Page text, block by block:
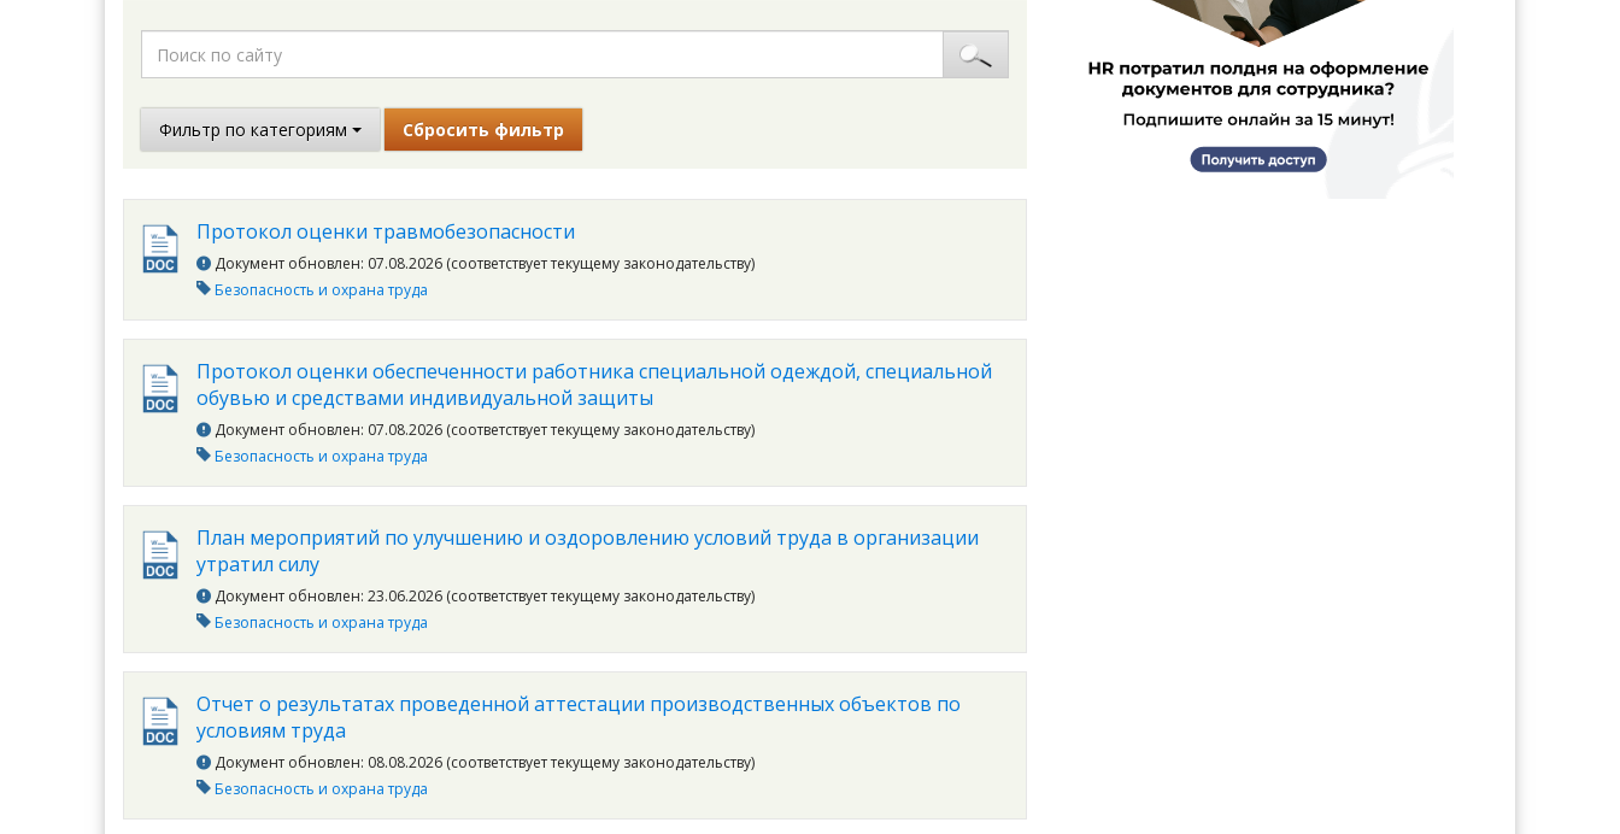
Фильтр по категориям Сбросить фильтр
Протокол оценки травмобезопасности
Документ обновлен: 07.08.2026 (соответствует текущему законодательству)
Безопасность и охрана труда
Протокол оценки обеспеченности работника специальной одеждой, специальной
обувью и средствами индивидуальной защиты
Документ обновлен: 07.08.2026 (соответствует текущему законодательству)
Безопасность и охрана труда
План мероприятий по улучшению и оздоровлению условий труда в организации
утратил силу
Документ обновлен: 23.06.2026 (соответствует текущему законодательству)
Безопасность и охрана труда
Отчет о результатах проведенной аттестации производственных объектов по
условиям труда
Документ обновлен: 08.08.2026 (соответствует текущему законодательству)
Безопасность и охрана труда